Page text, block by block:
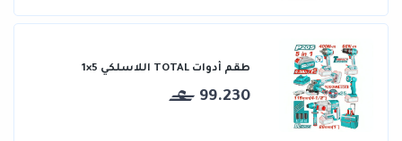
طقم أدوات TOTAL اللاسلكي 5×1
99.230